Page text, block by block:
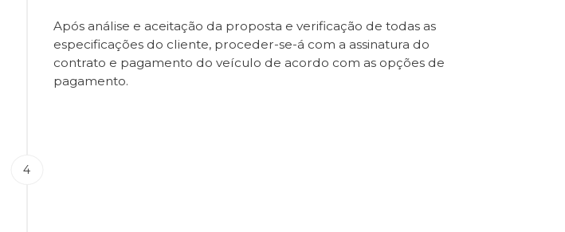
Após análise e aceitação da proposta e verificação de todas as
especificações do cliente, proceder-se-á com a assinatura do
contrato e pagamento do veículo de acordo com as opções de
pagamento.